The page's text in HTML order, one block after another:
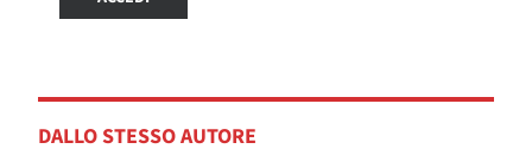
DALLO STESSO AUTORE